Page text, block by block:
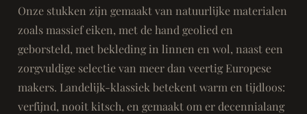
Onze stukken zijn gemaakt van natuurlijke materialen
zoals massief eiken, met de hand geolied en
geborsteld, met bekleding in linnen en wol, naast een
zorgvuldige selectie van meer dan veertig Europese
makers. Landelijk-klassiek betekent warm en tijdloos:
verfijnd, nooit kitsch, en gemaakt om er decennialang